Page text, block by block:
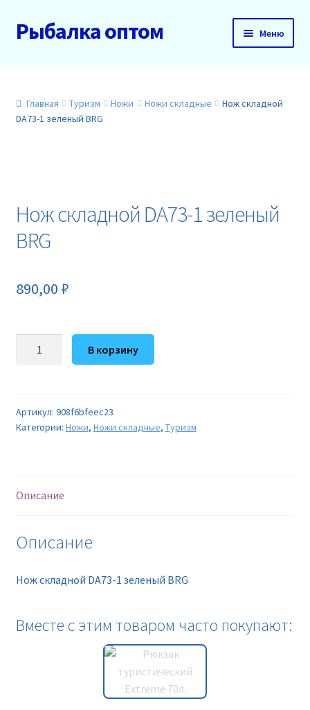
Перейти
к
Перейти
к
Рыбалка оптом Меню
О нас
Новинки
Прайс
Контакты
Главная Туризм Ножи Ножи складные
Нож складной
DA73-1 зеленый BRG
Нож складной DA73-1 зеленый
BRG
890,00 ₽
Количество
DA73-
1
В корзину
Артикул: 908f6bfeec23
Категории: Ножи, Ножи складные, Туризм
Описание
Описание
Нож складной DA73-1 зеленый BRG
Вместе с этим товаром часто покупают: